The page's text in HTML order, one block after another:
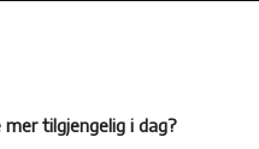
tilgjengelig i dag?